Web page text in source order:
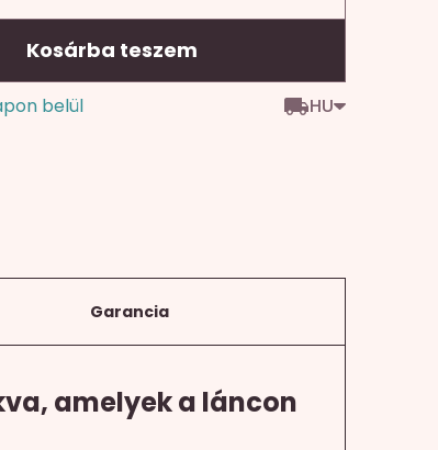
Kosárba teszem
belül HU
Garancia
amelyek a láncon